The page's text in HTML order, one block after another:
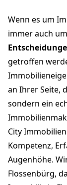
Wenn es um
immer auch um
getroffen
an Ihrer Seite,
sondern ein
City
Kompetenz,
Augenhöhe.
Flossenbürg,